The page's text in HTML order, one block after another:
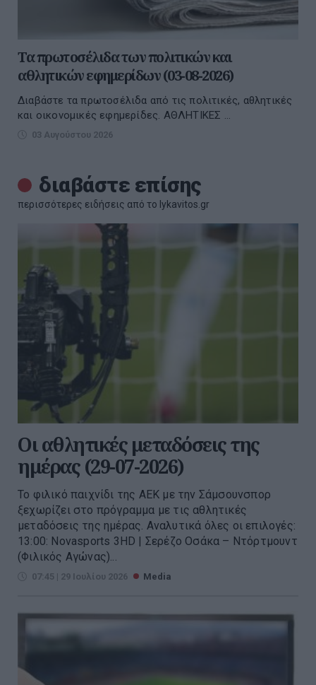
Τα πρωτοσέλιδα των πολιτικών και
αθλητικών εφημερίδων (03-08-2026)
Διαβάστε τα πρωτοσέλιδα από τις πολιτικές, αθλητικές
και οικονομικές εφημερίδες. ΑΘΛΗΤΙΚΕΣ ...
03 Αυγούστου 2026
διαβάστε επίσης
περισσότερες ειδήσεις από το lykavitos.gr
Οι αθλητικές μεταδόσεις της
ημέρας (29-07-2026)
Το φιλικό παιχνίδι της ΑΕΚ με την Σάμσουνσπορ
ξεχωρίζει στο πρόγραμμα με τις αθλητικές
μεταδόσεις της ημέρας. Αναλυτικά όλες οι επιλογές:
13:00: Novasports 3HD | Σερέζο Οσάκα – Ντόρτμουντ
(Φιλικός Αγώνας)...
07:45 | 29 Ιουλίου 2026 Media